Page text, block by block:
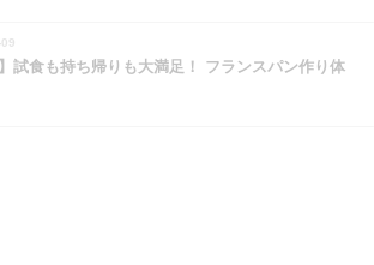
】試食も持ち帰りも大満足！ フランスパン作り体